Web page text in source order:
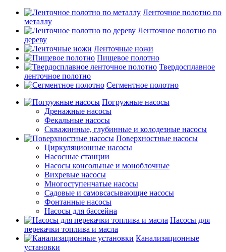
Ленточное полотно по
металлу
Ленточное полотно по
дереву
Ленточные ножи
Пищевое полотно
Твердосплавное
ленточное полотно
Сегментное полотно
Погружные насосы
Дренажные насосы
Фекальные насосы
Скважинные, глубинные и колодезные насосы
Поверхностные насосы
Циркуляционные насосы
Насосные станции
Насосы консольные и моноблочные
Вихревые насосы
Многоступенчатые насосы
Садовые и самовсасывающие насосы
Фонтанные насосы
Насосы для бассейна
Насосы для
перекачки топлива и масла
Канализационные
установки